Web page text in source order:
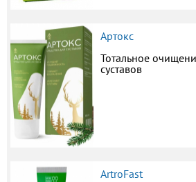
Артокс
Тотальное
суставов
ArtroFast